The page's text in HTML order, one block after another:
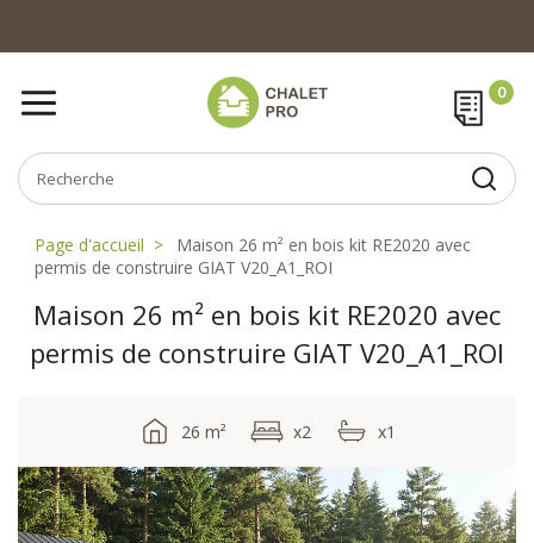
Page d'accueil
Maison 26 m² en bois kit RE2020 avec
permis de construire GIAT V20_A1_ROI
Maison 26 m² en bois kit RE2020 avec
permis de construire GIAT V20_A1_ROI
26 m² x2 x1